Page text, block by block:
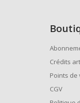
Crédits
Points de
CGV